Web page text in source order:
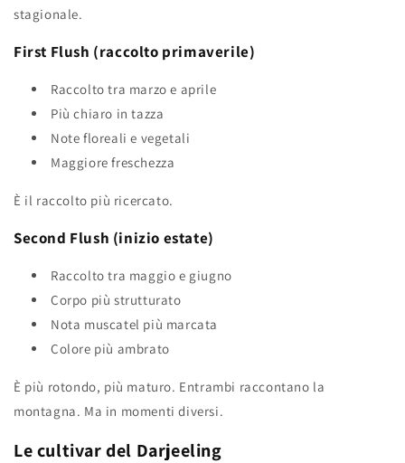
stagionale.
First Flush (raccolto primaverile)
Raccolto tra marzo e aprile
Più chiaro in tazza
Note floreali e vegetali
Maggiore freschezza
È il raccolto più ricercato.
Second Flush (inizio estate)
Raccolto tra maggio e giugno
Corpo più strutturato
Nota muscatel più marcata
Colore più ambrato
È più rotondo, più maturo. Entrambi raccontano la
montagna. Ma in momenti diversi.
Le cultivar del Darjeeling